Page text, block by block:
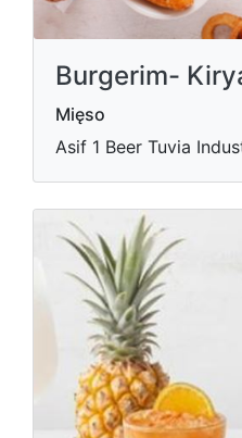
Burgerim-
Mięso
Asif 1 Beer Tuvia